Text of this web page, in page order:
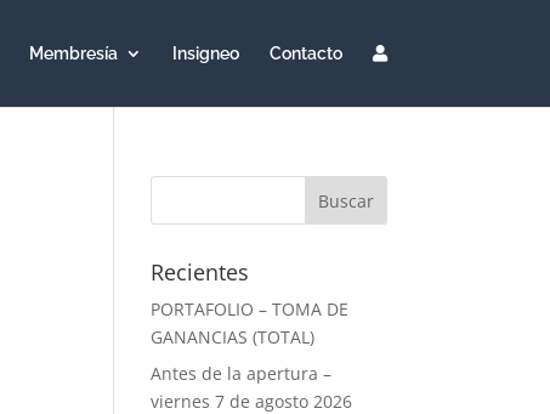
Membresía Insigneo Contacto
Recientes
PORTAFOLIO – TOMA DE
GANANCIAS (TOTAL)
Antes de la apertura –
viernes 7 de agosto 2026